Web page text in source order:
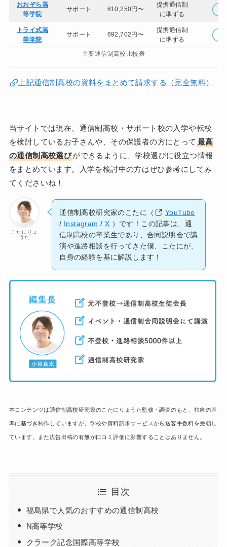
おおぞら高
等学院
サポート 610,250円〜
提携通信制
に準ずる
トライ式高
等学院
サポート 692,702円〜
提携通信制
に準ずる
主要通信制高校比較表
上記通信制高校の資料をまとめて請求する（完全無料）
当サイトでは現在、通信制高校・サポート校の入学や転校
を検討しているお子さんや、その保護者の方にとって 最高
の通信制高校選びができるように、学校選びに役立つ情報
をまとめています。入学を検討中の方はぜひ参考にしてみ
てくださいね！
こたにりょ
うた
通信制高校研究家のこたに（
YouTube
/ Instagram / X ）です！この記事は、通
信制高校の卒業生であり、合同説明会で講
演や進路相談を行ってきた僕、こたにが、
自身の経験を基に解説します！
本コンテンツは通信制高校研究家のこたにりょうた監修・調査のもと、独自の基
準に基づき制作していますが、学校や資料請求サービスから送客手数料を受領し
ています。また広告出稿の有無が口コミ評価に影響することはありません。
目次
福島県で人気のおすすめの通信制高校
N高等学校
クラーク記念国際高等学校